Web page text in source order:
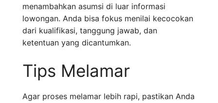
menambahkan asumsi di luar informasi
lowongan. Anda bisa fokus menilai kecocokan
dari kualifikasi, tanggung jawab, dan
ketentuan yang dicantumkan.
Tips Melamar
Agar proses melamar lebih rapi, pastikan Anda